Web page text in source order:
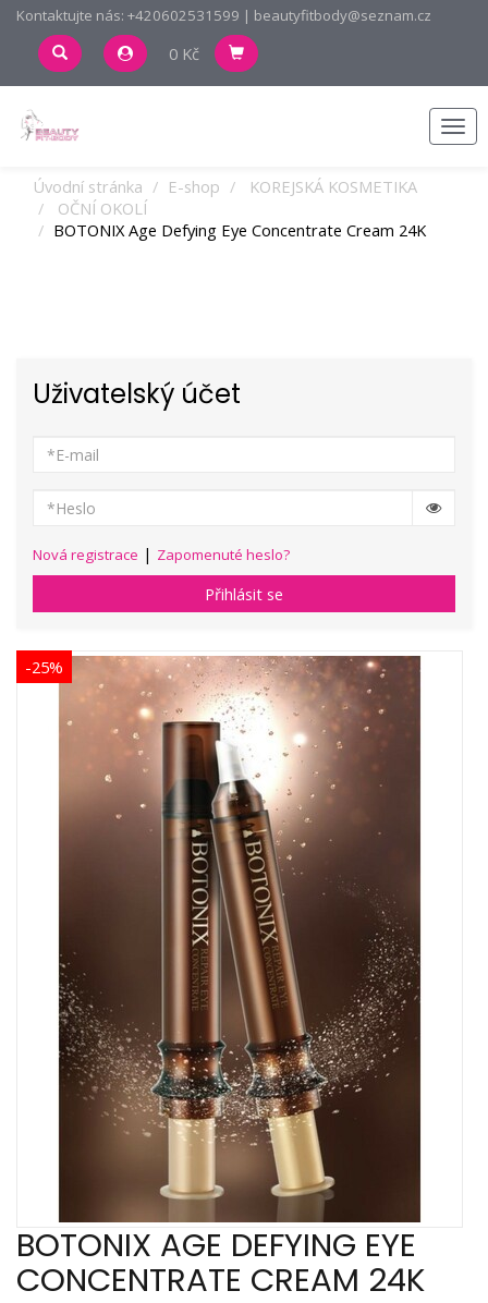
Kontaktujte nás: +420602531599 | beautyfitbody@seznam.cz
0 Kč
Úvodní stránka E-shop
KOREJSKÁ KOSMETIKA
OČNÍ OKOLÍ
BOTONIX Age Defying Eye Concentrate Cream 24K
Uživatelský účet
Nová registrace | Zapomenuté heslo?
Přihlásit se
-25%
BOTONIX AGE DEFYING EYE
CONCENTRATE CREAM 24K